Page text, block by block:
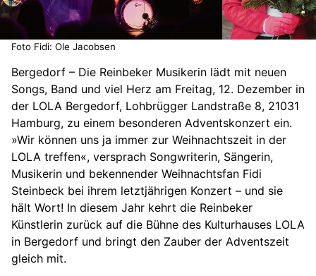
Foto Fidi: Ole Jacobsen
Bergedorf – Die Reinbeker Musikerin lädt mit neuen
Songs, Band und viel Herz am Freitag, 12. Dezember in
der LOLA Bergedorf, Lohbrügger Landstraße 8, 21031
Hamburg, zu einem besonderen Adventskonzert ein.
»Wir können uns ja immer zur Weihnachtszeit in der
LOLA treffen«, versprach Songwriterin, Sängerin,
Musikerin und bekennender Weihnachtsfan Fidi
Steinbeck bei ihrem letztjährigen Konzert – und sie
hält Wort! In diesem Jahr kehrt die Reinbeker
Künstlerin zurück auf die Bühne des Kulturhauses LOLA
in Bergedorf und bringt den Zauber der Adventszeit
gleich mit.